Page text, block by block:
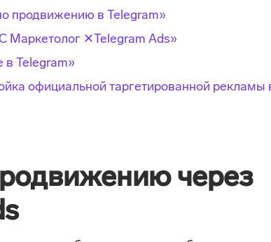
продвижению в Telegram»
✕Telegram Ads»
Telegram»
официальной таргетированной рекламы
через